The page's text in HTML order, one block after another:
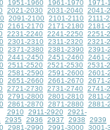
1951-1960 1961-1970
1971-
2021-2030 2031-2040
2041-
2091-2100 2101-2110
2111-
2161-2170 2171-2180
2181-
2231-2240 2241-2250
2251-
2301-2310 2311-2320
2321-
2371-2380 2381-2390
2391-
2441-2450 2451-2460
2461-
2511-2520 2521-2530
2531-
2581-2590 2591-2600
2601-
2651-2660 2661-2670
2671-
2721-2730 2731-2740
2741-
2791-2800 2801-2810
2811-
2861-2870 2871-2880
2881-
2910
2911-2920
2921-
2935 2936 2937 2938
2939
2981-2990 2991-3000
3001-